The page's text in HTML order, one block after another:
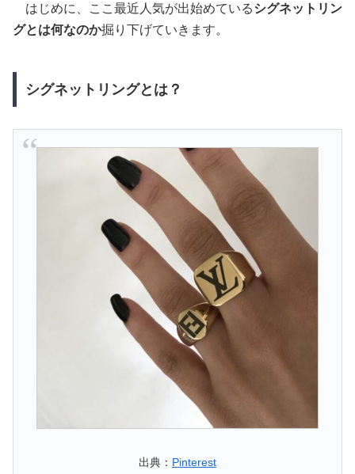
はじめに、ここ最近人気が出始めているシグネットリン
グとは何なのか掘り下げていきます。
シグネットリングとは？
出典： Pinterest